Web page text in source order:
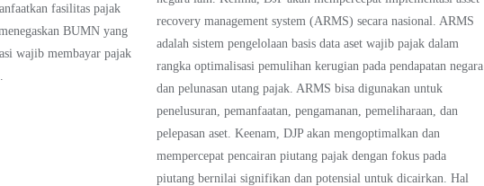
fasilitas pajak
BUMN yang
wajib membayar pajak
recovery management system (ARMS) secara nasional. ARMS
adalah sistem pengelolaan basis data aset wajib pajak dalam
rangka optimalisasi pemulihan kerugian pada pendapatan negara
dan pelunasan utang pajak. ARMS bisa digunakan untuk
penelusuran, pemanfaatan, pengamanan, pemeliharaan, dan
pelepasan aset. Keenam, DJP akan mengoptimalkan dan
mempercepat pencairan piutang pajak dengan fokus pada
piutang bernilai signifikan dan potensial untuk dicairkan. Hal